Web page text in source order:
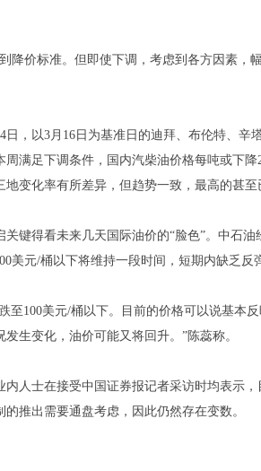
价标准。但即使下调，考虑到各方因素，
以3月16日为基准日的迪拜、布伦特、辛
满足下调条件，国内汽柴油价格每吨或下
变化率有所差异，但趋势一致，最高的甚至
得看未来几天国际油价的“脸色”。中石油
美元/桶以下将维持一段时间，短期内缺乏反
100美元/桶以下。目前的价格可以说基本
生变化，油价可能又将回升。”陈蕊称。
士在接受中国证券报记者采访时均表示，
推出需要通盘考虑，因此仍然存在变数。